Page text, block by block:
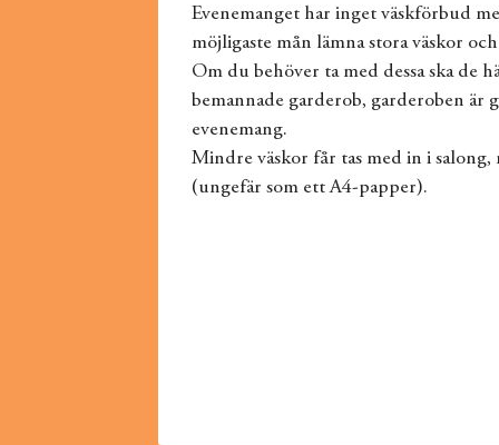
Evenemanget har inget väskförbud
möjligaste mån lämna stora väskor
Om du behöver ta med dessa ska de
bemannade garderob, garderoben är
evenemang.
Mindre väskor får tas med in i salong,
(ungefär som ett A4-papper).